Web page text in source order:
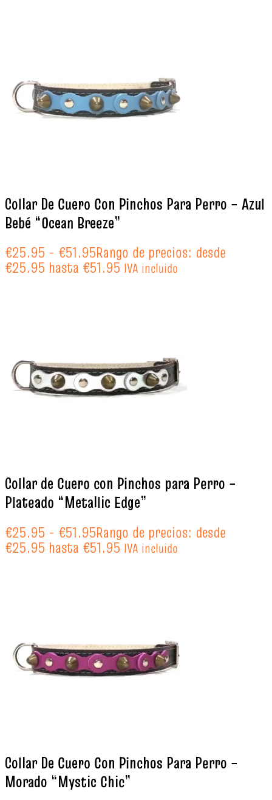
Collar De Cuero Con Pinchos Para Perro – Azul
Bebé “Ocean Breeze”
€25.95 - €51.95Rango de precios: desde
€25.95 hasta €51.95 IVA incluido
Collar de Cuero con Pinchos para Perro –
Plateado “Metallic Edge”
€25.95 - €51.95Rango de precios: desde
€25.95 hasta €51.95 IVA incluido
Collar De Cuero Con Pinchos Para Perro –
Morado “Mystic Chic”